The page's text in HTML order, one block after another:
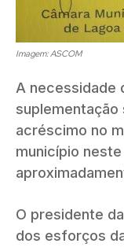
Imagem: ASCOM
A necessidade
suplementação
acréscimo no
município
O presidente
dos esforços